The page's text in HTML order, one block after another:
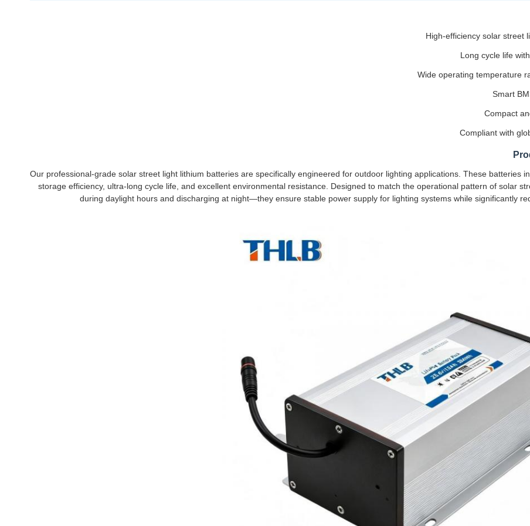
High-efficiency solar street
Long cycle life
Wide operating temperature
Smart
Compact
Compliant with
Our professional-grade solar street light lithium batteries are specifically engineered for outdoor lighting applications. These batteries
storage efficiency, ultra-long cycle life, and excellent environmental resistance. Designed to match the operational pattern of solar
during daylight hours and discharging at night—they ensure stable power supply for lighting systems while significantly